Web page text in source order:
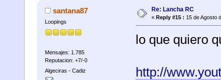
santana87
Loopings
Mensajes: 1.785
Reputacion: +7/-0
Algeciras - Cadiz
Re: Lancha RC
« Reply #15 : 15 de Agosto
lo que quiero
http://